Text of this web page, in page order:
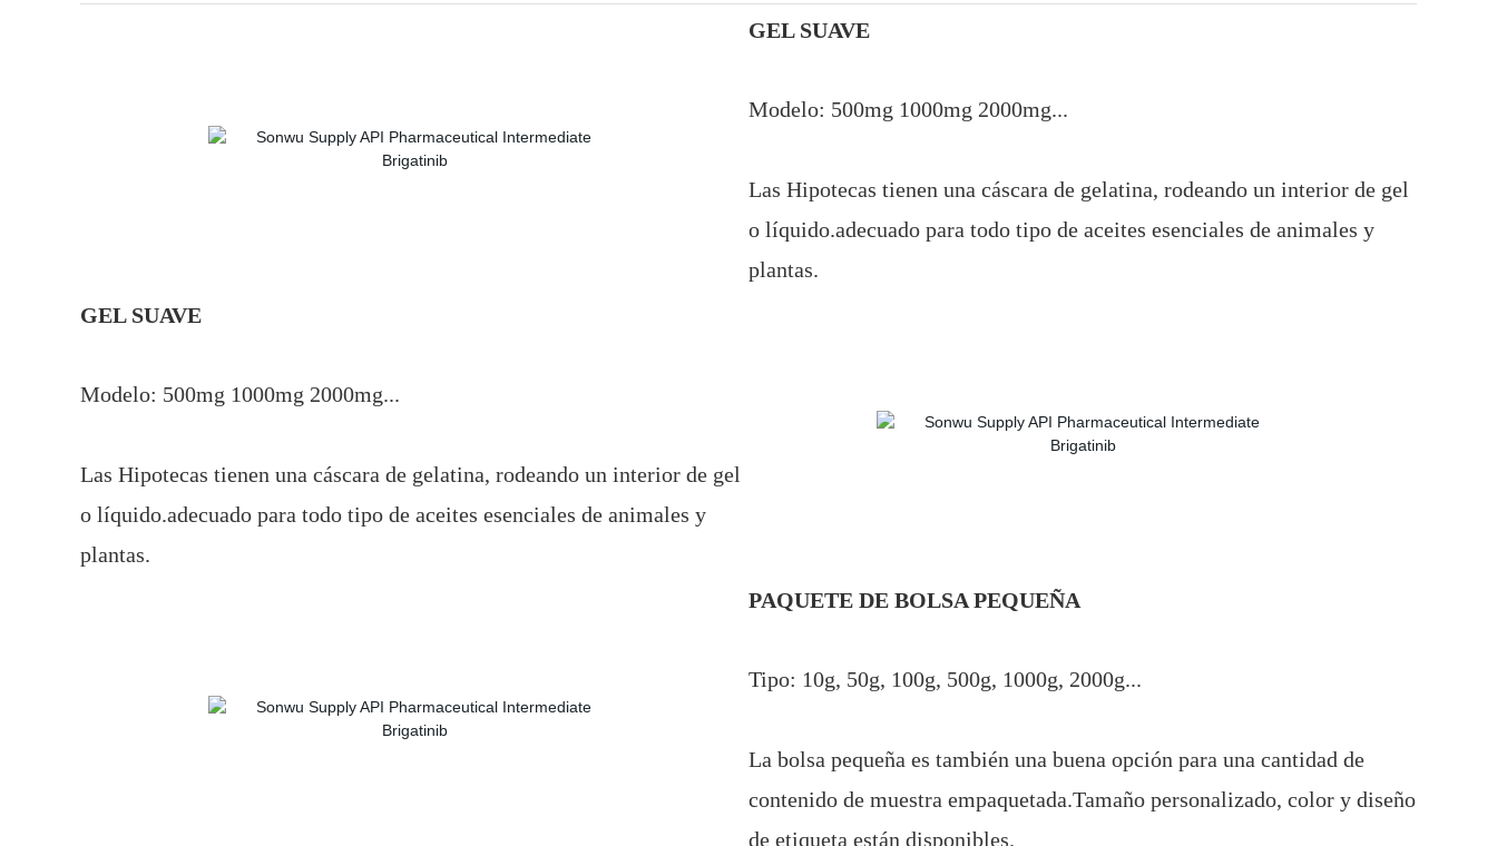
GEL SUAVE
Modelo: 500mg 1000mg 2000mg...
Las Hipotecas tienen una cáscara de gelatina, rodeando un interior de gel
o líquido.adecuado para todo tipo de aceites esenciales de animales y
plantas.
GEL SUAVE
Modelo: 500mg 1000mg 2000mg...
Las Hipotecas tienen una cáscara de gelatina, rodeando un interior de gel
o líquido.adecuado para todo tipo de aceites esenciales de animales y
plantas.
PAQUETE DE BOLSA PEQUEÑA
Tipo: 10g, 50g, 100g, 500g, 1000g, 2000g...
La bolsa pequeña es también una buena opción para una cantidad de
contenido de muestra empaquetada.Tamaño personalizado, color y diseño
de etiqueta están disponibles.